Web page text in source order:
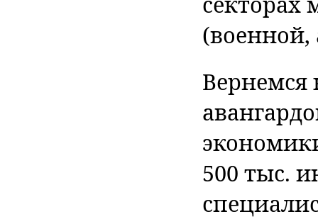
(военной,
Вернемся
500 тыс.